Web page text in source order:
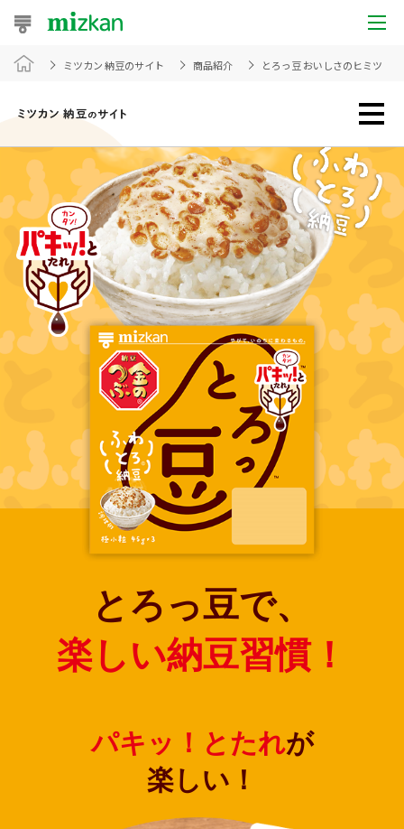
おうちレシピ
おすすめレシピ
レシピ特集
レシピカテゴリ一覧
商品からレシピを探す
レシピ名特集
商品情報
酢 調味酢
お酢ドリンク ぽん酢
みりん風・料理酒 鍋用調味料
新商品一覧
キャンペーン情報
ブランド・スペシャルサイト
ブランド・スペシャルサイト トップ
商品ブランドサイト
Fibee（ファイビー）
お酢ドリンク
国内事業概要
企業理念
ミツカン 納豆のサイト 商品紹介 とろっ豆 おいしさのヒミツ
とろっ豆で、
楽しい納豆習慣！
パキッ！とたれが
楽しい！